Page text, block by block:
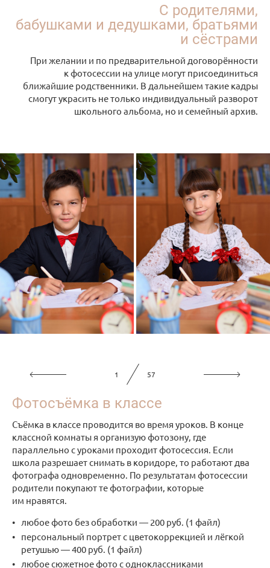
С родителями,
бабушками и дедушками, братьями
и сёстрами
При желании и по предварительной договорённости
к фотосессии на улице могут присоединиться
ближайшие родственники. В дальнейшем такие кадры
смогут украсить не только индивидуальный разворот
школьного альбома, но и семейный архив.
1 57
Фотосъёмка в классе
Съёмка в классе проводится во время уроков. В конце
классной комнаты я организую фотозону, где
параллельно с уроками проходит фотосессия. Если
школа разрешает снимать в коридоре, то работают два
фотографа одновременно. По результатам фотосессии
родители покупают те фотографии, которые
им нравятся.
любое фото без обработки — 200 руб. (1 файл)
персональный портрет с цветокоррекцией и лёгкой
ретушью — 400 руб. (1 файл)
любое сюжетное фото с одноклассниками